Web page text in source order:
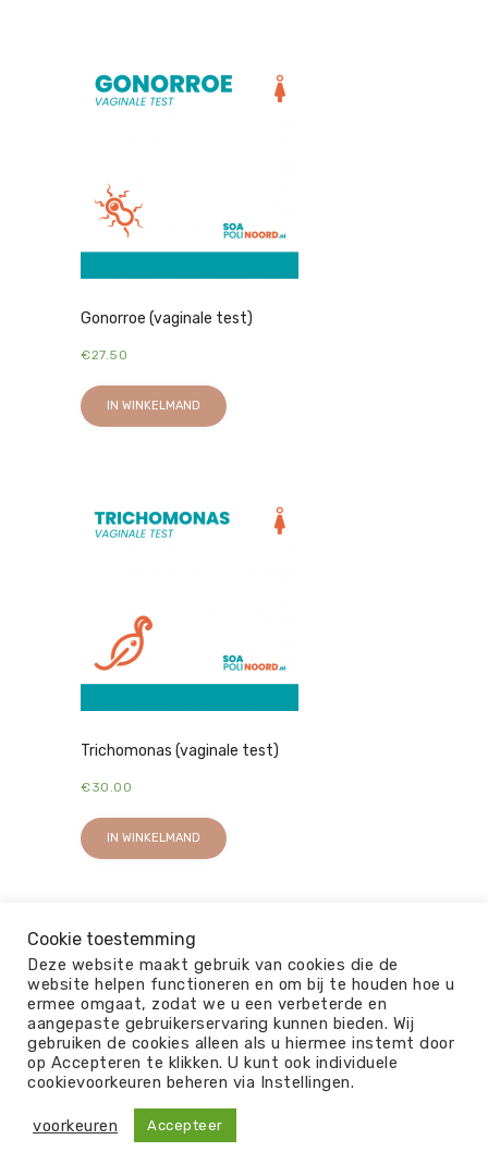
Gonorroe (vaginale test)
€27.50
IN WINKELMAND
Trichomonas (vaginale test)
€30.00
IN WINKELMAND
© 2026
OVER ONS
REVIEW
Cookie toestemming
Deze website maakt gebruik van cookies die de
website helpen functioneren en om bij te houden hoe u
ermee omgaat, zodat we u een verbeterde en
aangepaste gebruikerservaring kunnen bieden. Wij
gebruiken de cookies alleen als u hiermee instemt door
op Accepteren te klikken. U kunt ook individuele
cookievoorkeuren beheren via Instellingen.
voorkeuren Accepteer